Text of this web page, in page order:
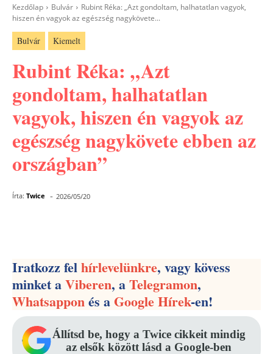
Kezdőlap Bulvár
Rubint Réka: „Azt gondoltam, halhatatlan vagyok,
hiszen én vagyok az egészség nagykövete...
Bulvár Kiemelt
Rubint Réka: „Azt
gondoltam, halhatatlan
vagyok, hiszen én vagyok az
egészség nagykövete ebben az
országban”
Írta: Twice - 2026/05/20
Iratkozz felhírlevelünkre, vagy kövess
minket aViberen, aTelegramon,
Whatsapponés aGoogle Hírek-en!
Állítsd be, hogy a Twice cikkeit mindig
az elsők között lásd a Google-ben